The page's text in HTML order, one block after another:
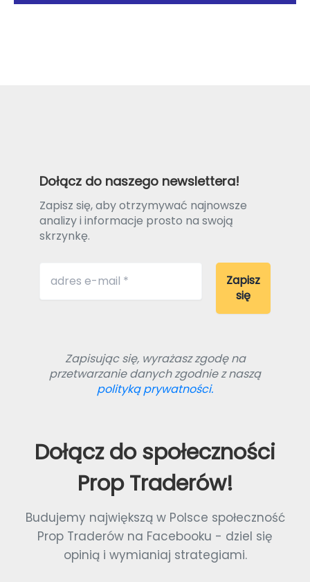
Dołącz do naszego newslettera!
Zapisz się, aby otrzymywać najnowsze
analizy i informacje prosto na swoją
skrzynkę.
Zapisując się, wyrażasz zgodę na
przetwarzanie danych zgodnie z naszą
polityką prywatności.
Dołącz do społeczności
Prop Traderów!
Budujemy największą w Polsce społeczność
Prop Traderów na Facebooku - dziel się
opinią i wymianiaj strategiami.